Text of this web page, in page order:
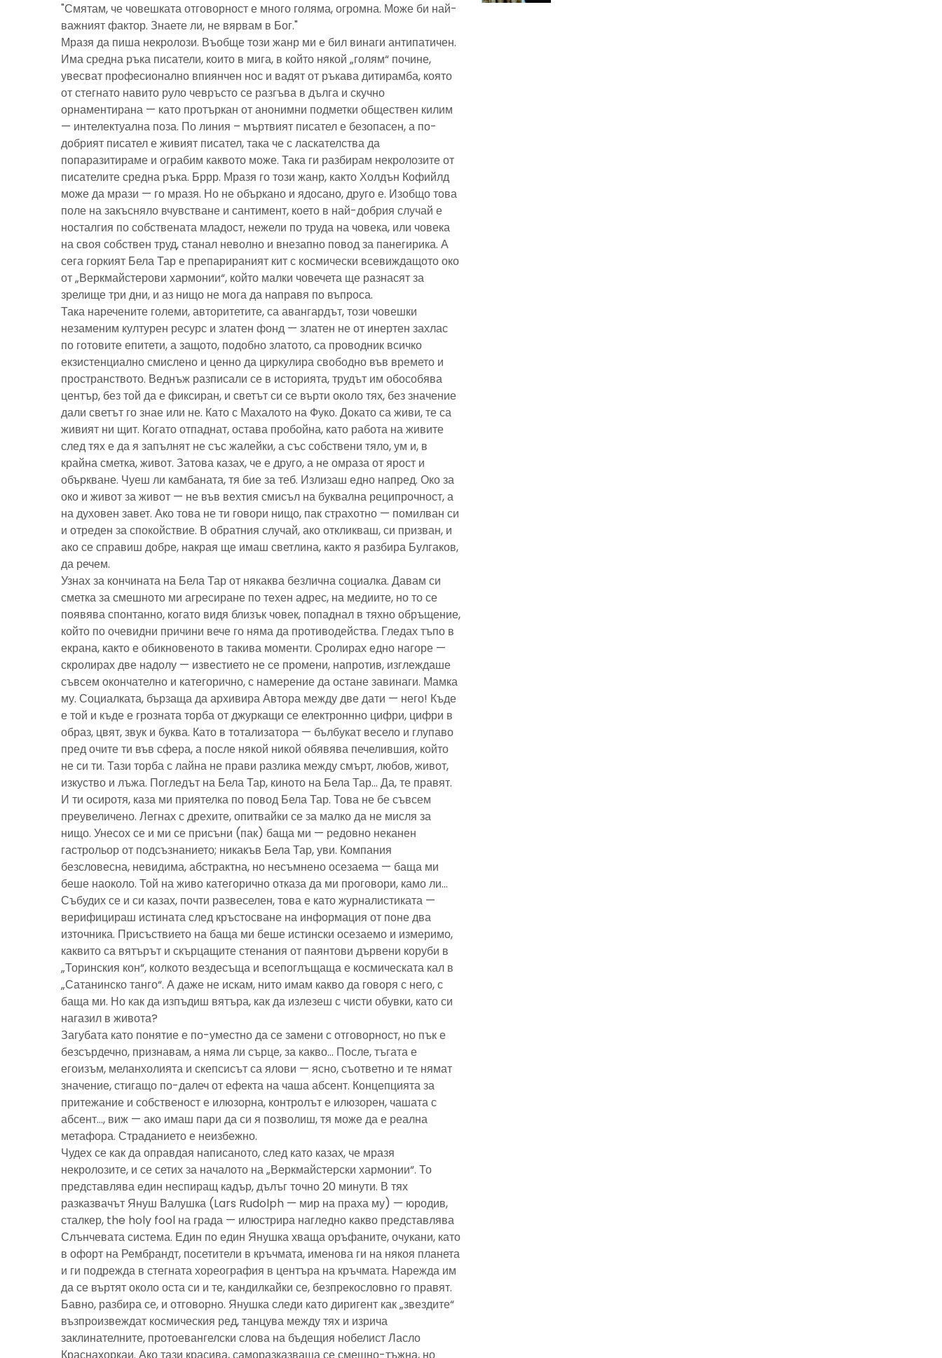
"Смятам, че човешката отговорност е много голяма, огромна. Може би най-
важният фактор. Знаете ли, не вярвам в Бог."
Мразя да пиша некролози. Въобще този жанр ми е бил винаги антипатичен.
Има средна ръка писатели, които в мига, в който някой „голям“ почине,
увесват професионално впиянчен нос и вадят от ръкава дитирамба, която
от стегнато навито руло чевръсто се разгъва в дълга и скучно
орнаментирана — като протъркан от анонимни подметки обществен килим
— интелектуална поза. По линия – мъртвият писател е безопасен, а по-
добрият писател е живият писател, така че с ласкателства да
попаразитираме и ограбим каквото може. Така ги разбирам некролозите от
писателите средна ръка. Бррр. Мразя го този жанр, както Холдън Кофийлд
може да мрази — го мразя. Но не объркано и ядосано, друго е. Изобщо това
поле на закъсняло вчувстване и сантимент, което в най-добрия случай е
носталгия по собствената младост, нежели по труда на човека, или човека
на своя собствен труд, станал неволно и внезапно повод за панегирика. А
сега горкият Бела Тар е препарираният кит с космически всевиждащото око
от „Веркмайстерови хармонии“, който малки човечета ще разнасят за
зрелище три дни, и аз нищо не мога да направя по въпроса.
Така наречените големи, авторитетите, са авангардът, този човешки
незаменим културен ресурс и златен фонд — златен не от инертен захлас
по готовите епитети, а защото, подобно златото, са проводник всичко
екзистенциално смислено и ценно да циркулира свободно във времето и
пространството. Веднъж разписали се в историята, трудът им обособява
център, без той да е фиксиран, и светът си се върти около тях, без значение
дали светът го знае или не. Като с Махалото на Фуко. Докато са живи, те са
живият ни щит. Когато отпаднат, остава пробойна, като работа на живите
след тях е да я запълнят не със жалейки, а със собствени тяло, ум и, в
крайна сметка, живот. Затова казах, че е друго, а не омраза от ярост и
объркване. Чуеш ли камбаната, тя бие за теб. Излизаш едно напред. Око за
око и живот за живот — не във вехтия смисъл на буквална реципрочност, а
на духовен завет. Ако това не ти говори нищо, пак страхотно — помилван си
и отреден за спокойствие. В обратния случай, ако откликваш, си призван, и
ако се справиш добре, накрая ще имаш светлина, както я разбира Булгаков,
да речем.
Узнах за кончината на Бела Тар от някаква безлична социалка. Давам си
сметка за смешното ми агресиране по техен адрес, на медиите, но то се
появява спонтанно, когато видя близък човек, попаднал в тяхно обръщение,
който по очевидни причини вече го няма да противодейства. Гледах тъпо в
екрана, както е обикновеното в такива моменти. Сролирах едно нагоре —
скролирах две надолу — известието не се промени, напротив, изглеждаше
съвсем окончателно и категорично, с намерение да остане завинаги. Мамка
му. Социалката, бързаща да архивира Автора между две дати — него! Къде
е той и къде е грозната торба от джуркащи се електроннно цифри, цифри в
образ, цвят, звук и буква. Като в тотализатора — бълбукат весело и глупаво
пред очите ти във сфера, а после някой никой обявява печелившия, който
не си ти. Тази торба с лайна не прави разлика между смърт, любов, живот,
изкуство и лъжа. Погледът на Бела Тар, киното на Бела Тар… Да, те правят.
И ти осиротя, каза ми приятелка по повод Бела Тар. Това не бе съвсем
преувеличено. Легнах с дрехите, опитвайки се за малко да не мисля за
нищо. Унесох се и ми се присъни (пак) баща ми — редовно неканен
гастрольор от подсъзнанието; никакъв Бела Тар, уви. Компания
безсловесна, невидима, абстрактна, но несъмнено осезаема — баща ми
беше наоколо. Той на живо категорично отказа да ми проговори, камо ли…
Събудих се и си казах, почти развеселен, това е като журналистиката —
верифицираш истината след кръстосване на информация от поне два
източника. Присъствието на баща ми беше истински осезаемо и измеримо,
каквито са вятърът и скърцащите стенания от паянтови дървени коруби в
„Торинския кон“, колкото вездесъща и всепоглъщаща е космическата кал в
„Сатанинско танго“. А даже не искам, нито имам какво да говоря с него, с
баща ми. Но как да изпъдиш вятъра, как да излезеш с чисти обувки, като си
нагазил в живота?
Загубата като понятие е по-уместно да се замени с отговорност, но пък е
безсърдечно, признавам, а няма ли сърце, за какво… После, тъгата е
егоизъм, меланхолията и скепсисът са ялови — ясно, съответно и те нямат
значение, стигащо по-далеч от ефекта на чаша абсент. Концепцията за
притежание и собственост е илюзорна, контролът е илюзорен, чашата с
абсент…, виж — ако имаш пари да си я позволиш, тя може да е реална
метафора. Страданието е неизбежно.
Чудех се как да оправдая написаното, след като казах, че мразя
некролозите, и се сетих за началото на „Веркмайстерски хармонии“. То
представлява един неспиращ кадър, дълъг точно 20 минути. В тях
разказвачът Януш Валушка (Lars Rudolph — мир на праха му) — юродив,
сталкер, the holy fool на града — илюстрира нагледно какво представлява
Слънчевата система. Един по един Янушка хваща оръфаните, очукани, като
в офорт на Рембрандт, посетители в кръчмата, именова ги на някоя планета
и ги подрежда в стегната хореография в центъра на кръчмата. Нарежда им
да се въртят около оста си и те, кандилкайки се, безпрекословно го правят.
Бавно, разбира се, и отговорно. Янушка следи като диригент как „звездите“
възпроизвеждат космическия ред, танцува между тях и изрича
заклинателните, протоевангелски слова на бъдещия нобелист Ласло